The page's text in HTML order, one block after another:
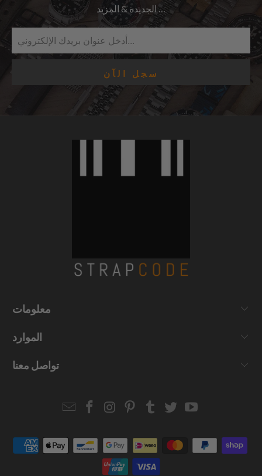
الجديدة & المزيد …
معلومات
الموارد
تواصل معنا
EmailStrapcode
Facebook
Strapcode
Instagram
Strapcode
Pinterest
Strapcode
Tumblr
Strapcode
TwitterYouTube